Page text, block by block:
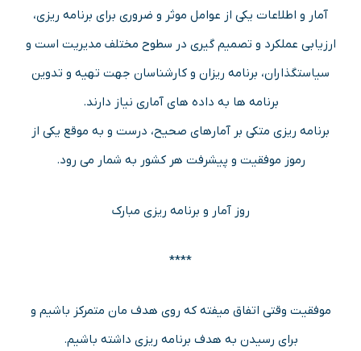
آمار و اطلاعات یکی از عوامل موثر و ضروری برای برنامه ریزی،
ارزیابی عملکرد و تصمیم گیری در سطوح مختلف مدیریت است و
سیاستگذاران، برنامه ریزان و کارشناسان جهت تهیه و تدوین
برنامه ها به داده های آماری نیاز دارند.
برنامه ریزی متکی بر آمارهای صحیح، درست و به موقع یکی از
رموز موفقیت و پیشرفت هر کشور به شمار می رود.
روز آمار و برنامه ریزی مبارک
****
موفقیت وقتی اتفاق میفته که روی هدف مان متمرکز باشیم و
برای رسیدن به هدف برنامه ریزی داشته باشیم.